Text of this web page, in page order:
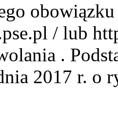
/ lub
.
2017 r. o